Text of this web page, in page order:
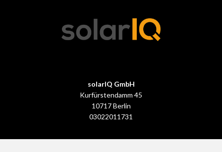
solarIQ GmbH
Kurfürstendamm 45
10717 Berlin
03022011731